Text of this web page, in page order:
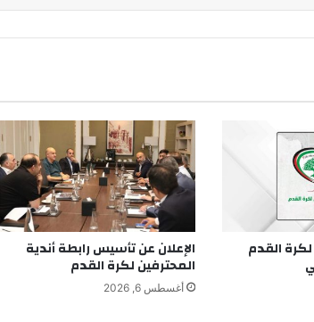
القدم الإعلان عن تأسيس رابطة أندية
المحترفين لكرة القدم
أغسطس 6, 2026